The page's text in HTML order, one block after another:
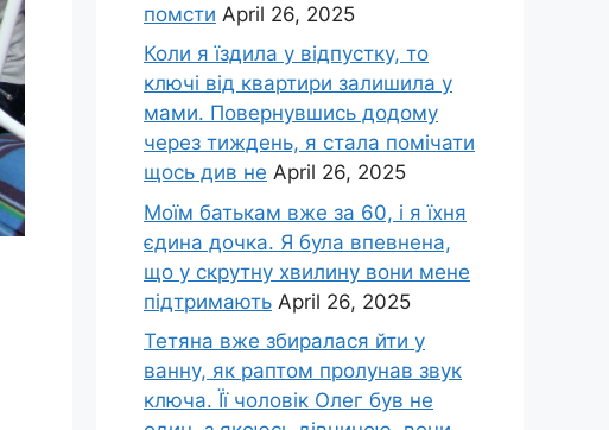
помсти April 26, 2025
Коли я їздила у відпустку, то
ключі від квартири залишила у
мами. Повернувшись додому
через тиждень, я стала помічати
щось див не April 26, 2025
Моїм батькам вже за 60, і я їхня
єдина дочка. Я була впевнена,
що у скрутну хвилину вони мене
підтримають April 26, 2025
Тетяна вже збиралася йти у
ванну, як раптом пролунав звук
ключа. Її чоловік Олег був не